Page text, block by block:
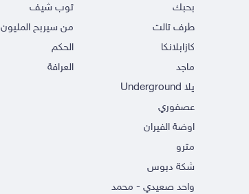
بحبك
طرف تالت
كازابلانكا
ماجد
يلا Underground
عصفوري
اوضة الفيران
مترو
شكة دبوس
واحد صعيدي - محمد
توب شيف
من سيربح المليون
الحكم
العرافة